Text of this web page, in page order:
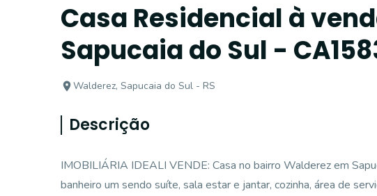
Casa Residencial à
Sapucaia do Sul -
Walderez, Sapucaia do Sul - RS
Descrição
IMOBILIÁRIA IDEALI VENDE: Casa no bairro Walderez em
banheiro um sendo suíte, sala estar e jantar, cozinha, área de